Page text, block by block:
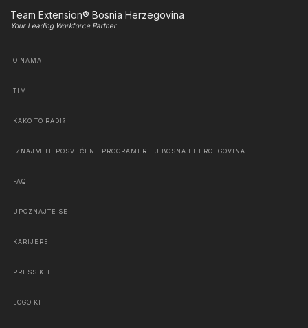
Team Extension® Bosnia Herzegovina
Your Leading Workforce Partner
O NAMA
TIM
KAKO TO RADI?
IZNAJMITE POSVEĆENE PROGRAMERE U BOSNA I HERCEGOVINA
FAQ
UPOZNAJTE SE
KARIJERE
PRESS KIT
LOGO KIT